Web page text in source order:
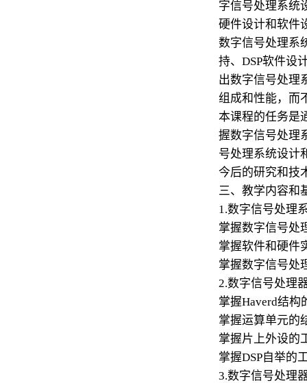
字信号处理系统
硬件设计和软件
数字信号处理系
持、DSP软件设
出数字信号处理
组成和性能，而
本课程的任务是
握数字信号处理
号处理系统设计
今后的研究和技
三、教学内容和
1.数字信号处理
掌握数字信号处
掌握软件和硬件
掌握数字信号处
2.数字信号处理
掌握Haverd结构
掌握运算单元的
掌握片上外设的
掌握DSP自举的
3.数字信号处理